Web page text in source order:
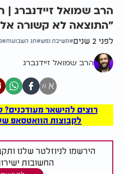
הרב שמואל זיידנברג |
"התוצאה לא קשורה
לפני 2 שנים משיבת נפש חג השבועות
הרב שמואל זיידנברג
א א
רוצים להישאר מעודכנים?
לקבוצות הוואטסאפ של ערוץ
הירשמו לניוזלטר שלנו
החשובות